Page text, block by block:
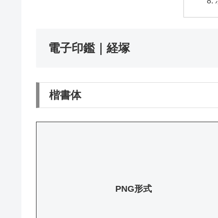
電子印鑑｜経塚
楷書体
PNG形式